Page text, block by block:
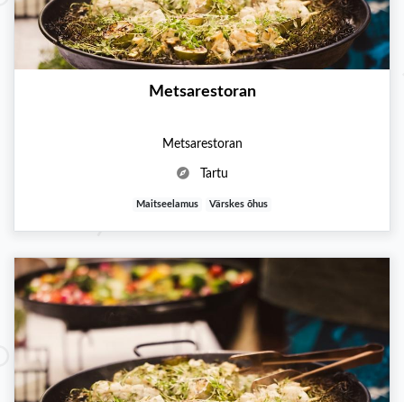
Metsarestoran
Metsarestoran
Tartu
Maitseelamus Värskes õhus